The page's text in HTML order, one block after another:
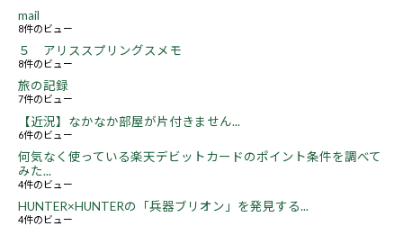
mail
8件のビュー
５ アリススプリングスメモ
8件のビュー
旅の記録
7件のビュー
【近況】なかなか部屋が片付きません...
6件のビュー
何気なく使っている楽天デビットカードのポイント条件を調べて
みた...
4件のビュー
HUNTER×HUNTERの「兵器ブリオン」を発見する...
4件のビュー